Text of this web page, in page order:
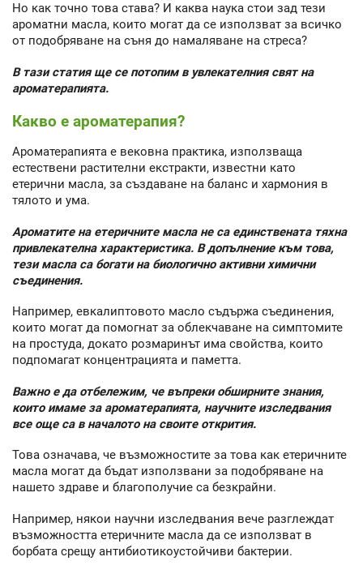
Но как точно това става? И каква наука стои зад тези
ароматни масла, които могат да се използват за всичко
от подобряване на съня до намаляване на стреса?
В тази статия ще се потопим в увлекателния свят на
ароматерапията.
Какво е ароматерапия?
Ароматерапията е вековна практика, използваща
естествени растителни екстракти, известни като
етерични масла, за създаване на баланс и хармония в
тялото и ума.
Ароматите на етеричните масла не са единствената тяхна
привлекателна характеристика. В допълнение към това,
тези масла са богати на биологично активни химични
съединения.
Например, евкалиптовото масло съдържа съединения,
които могат да помогнат за облекчаване на симптомите
на простуда, докато розмаринът има свойства, които
подпомагат концентрацията и паметта.
Важно е да отбележим, че въпреки обширните знания,
които имаме за ароматерапията, научните изследвания
все още са в началото на своите открития.
Това означава, че възможностите за това как етеричните
масла могат да бъдат използвани за подобряване на
нашето здраве и благополучие са безкрайни.
Например, някои научни изследвания вече разглеждат
възможността етеричните масла да се използват в
борбата срещу антибиотикоустойчиви бактерии.